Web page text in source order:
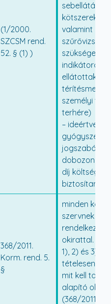
(1/2000.
SZCSM rend.
52. § (1) )
kötszereket,
valamint a
szükséges
ellátottaknak
személyi
terhére)
– ideértve a
jogszabály
díj költségét
biztosítani.
368/2011.
Korm. rend. 5.
§
minden
szervnek kell
rendelkeznie
okirattal. Az
1), 2) és 3)
tételesen
mit kell
alapító
(368/2011.